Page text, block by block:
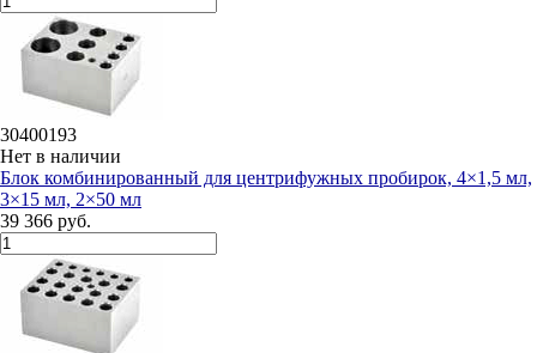
30400193
Нет в наличии
Блок комбинированный для центрифужных пробирок, 4×1,5 мл,
3×15 мл, 2×50 мл
39 366 руб.